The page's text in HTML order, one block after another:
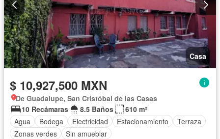
Casa
$ 10,927,500 MXN
De Guadalupe, San Cristóbal de las Casas
10 Recámaras
8.5 Baños
610 m²
Agua
Bodega Electricidad Estacionamiento
Terraza
Zonas verdes
Sin amueblar